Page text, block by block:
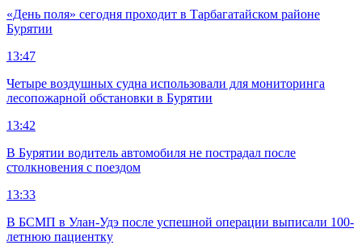
«День поля» сегодня проходит в Тарбагатайском районе
Бурятии
13:47
Четыре воздушных судна использовали для мониторинга
лесопожарной обстановки в Бурятии
13:42
В Бурятии водитель автомобиля не пострадал после
столкновения с поездом
13:33
В БСМП в Улан-Удэ после успешной операции выписали 100-
летнюю пациентку